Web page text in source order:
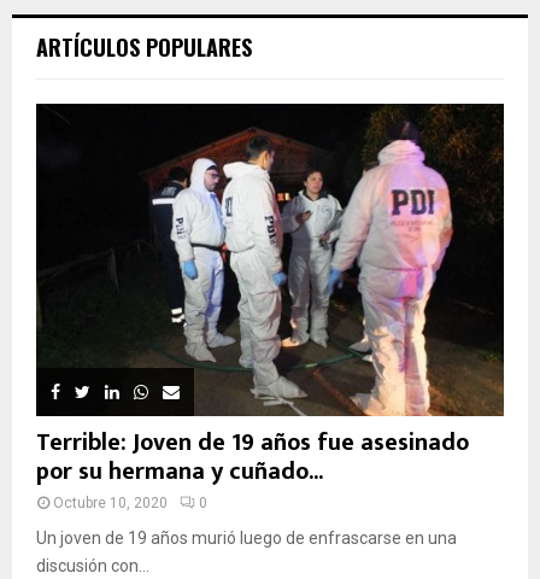
ARTÍCULOS POPULARES
Terrible: Joven de 19 años fue asesinado
por su hermana y cuñado...
Octubre 10, 2020 0
Un joven de 19 años murió luego de enfrascarse en una
discusión con...